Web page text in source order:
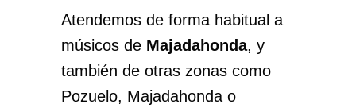
Atendemos de forma habitual a
músicos de Majadahonda, y
también de otras zonas como
Pozuelo, Majadahonda o